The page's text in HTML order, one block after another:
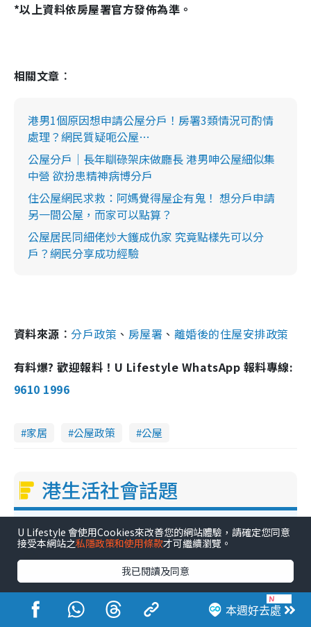
*以上資料依房屋署官方發佈為準。
相關文章︰
港男1個原因想申請公屋分戶！房署3類情況可酌情
處理？網民質疑呃公屋…
公屋分戶｜長年瞓碌架床做廳長 港男呻公屋細似集
中營 欲扮患精神病博分戶
住公屋網民求救：阿媽覺得屋企有鬼！ 想分戶申請
另一間公屋，而家可以點算？
公屋居民同細佬炒大鑊成仇家 究竟點樣先可以分
戶？網民分享成功經驗
資料來源︰分戶政策 、 房屋署 、 離婚後的住屋安排政策
有料爆? 歡迎報料！U Lifestyle WhatsApp 報料專線:
9610 1996
家居 公屋政策 公屋
港生活社會話題
1 港大推賽馬會強化骨骼計劃！$100骨質密度X光檢查 完成免費運動訓練送超市禮券！附參加資格
2 長者優惠｜都會大學長者學苑9月免費課程！多媒體/微電影創作/網絡安全 附報名方法教學
3 洗牙平靚正推介2026︱全港10大牙科診所/醫院懶人包 夜診至8點/鎮靜潔牙/醫療券適用
4 本週好去處
U Lifestyle 會使用Cookies來改善您的網站體驗，請確定您同意
接受本網站之私隱政策和使用條款才可繼續瀏覽。
我已閱讀及同意